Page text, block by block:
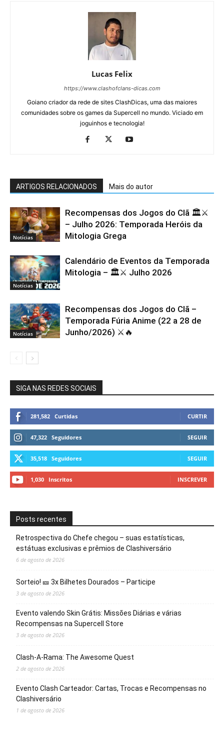
Lucas Felix
https://www.clashofclans-dicas.com
Goiano criador da rede de sites ClashDicas, uma das maiores
comunidades sobre os games da Supercell no mundo. Viciado em
joguinhos e tecnologia!
ARTIGOS RELACIONADOS Mais do autor
Notícias
Recompensas dos Jogos do Clã 🏛️⚔️
– Julho 2026: Temporada Heróis da
Mitologia Grega
Notícias
Calendário de Eventos da Temporada
Mitologia – 🏛️⚔️ Julho 2026
Notícias
Recompensas dos Jogos do Clã –
Temporada Fúria Anime (22 a 28 de
Junho/2026) ⚔️🔥
SIGA NAS REDES SOCIAIS
281,582 Curtidas CURTIR
47,322 Seguidores SEGUIR
35,518 Seguidores SEGUIR
1,030 Inscritos INSCREVER
Posts recentes
Retrospectiva do Chefe chegou – suas estatísticas,
estátuas exclusivas e prêmios de Clashiversário
6 de agosto de 2026
Sorteio! 🎫 3x Bilhetes Dourados – Participe
3 de agosto de 2026
Evento valendo Skin Grátis: Missões Diárias e várias
Recompensas na Supercell Store
3 de agosto de 2026
Clash-A-Rama: The Awesome Quest
2 de agosto de 2026
Evento Clash Carteador: Cartas, Trocas e Recompensas no
Clashiversário
1 de agosto de 2026